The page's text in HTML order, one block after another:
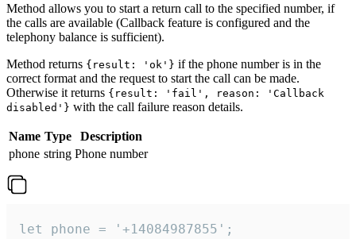
Method allows you to start a return call to the specified number, if
the calls are available (Callback feature is configured and the
telephony balance is sufficient).
Method returns {result: 'ok'} if the phone number is in the
correct format and the request to start the call can be made.
Otherwise it returns {result: 'fail', reason: 'Callback
disabled'} with the call failure reason details.
Name Type
Description
phone string Phone number
let phone = '+14084987855';